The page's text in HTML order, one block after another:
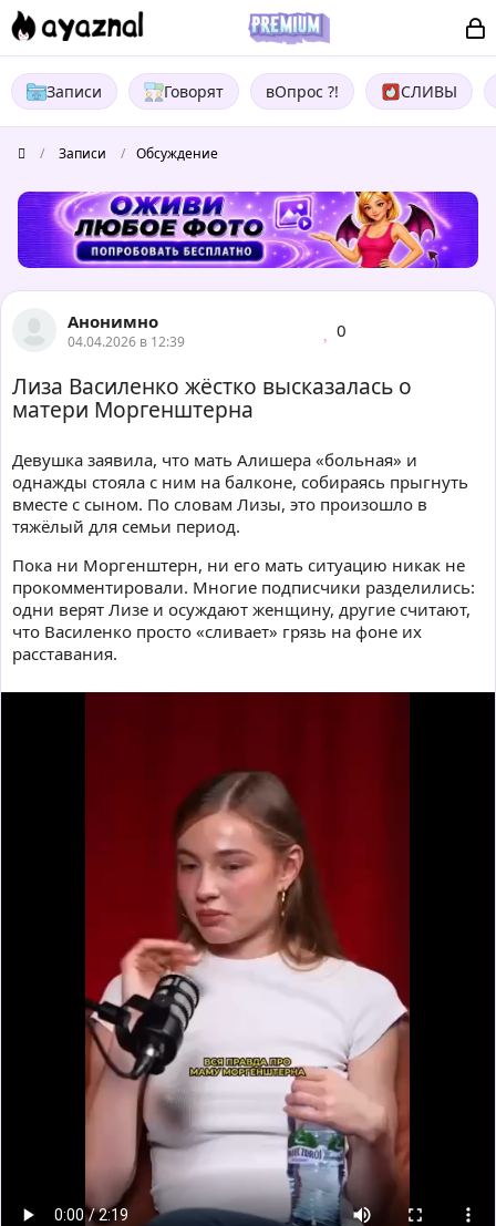
Записи Говорят вОпрос ?! СЛИВЫ
/ Записи / Обсуждение
Анонимно
04.04.2026 в 12:39 0
Лиза Василенко жёстко высказалась о
матери Моргенштерна
Девушка заявила, что мать Алишера «больная» и
однажды стояла с ним на балконе, собираясь прыгнуть
вместе с сыном. По словам Лизы, это произошло в
тяжёлый для семьи период.
Пока ни Моргенштерн, ни его мать ситуацию никак не
прокомментировали. Многие подписчики разделились:
одни верят Лизе и осуждают женщину, другие считают,
что Василенко просто «сливает» грязь на фоне их
расставания.